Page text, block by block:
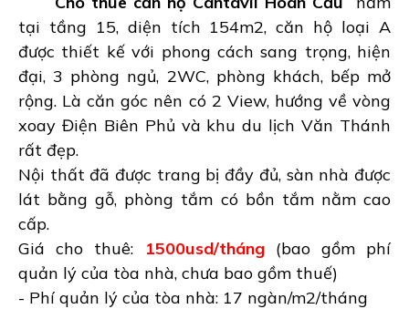
tại tầng 15, diện tích 154m2, căn hộ loại A
được thiết kế với phong cách sang trọng, hiện
đại, 3 phòng ngủ, 2WC, phòng khách, bếp mở
rộng. Là căn góc nên có 2 View, hướng về vòng
xoay Điện Biên Phủ và khu du lịch Văn Thánh
rất đẹp.
Nội thất đã được trang bị đầy đủ, sàn nhà được
lát bằng gỗ, phòng tắm có bồn tắm nằm cao
cấp.
Giá cho thuê:
1500usd/tháng(bao gồm phí
quản lý của tòa nhà, chưa bao gồm thuế)
- Phí quản lý của tòa nhà: 17 ngàn/m2/tháng